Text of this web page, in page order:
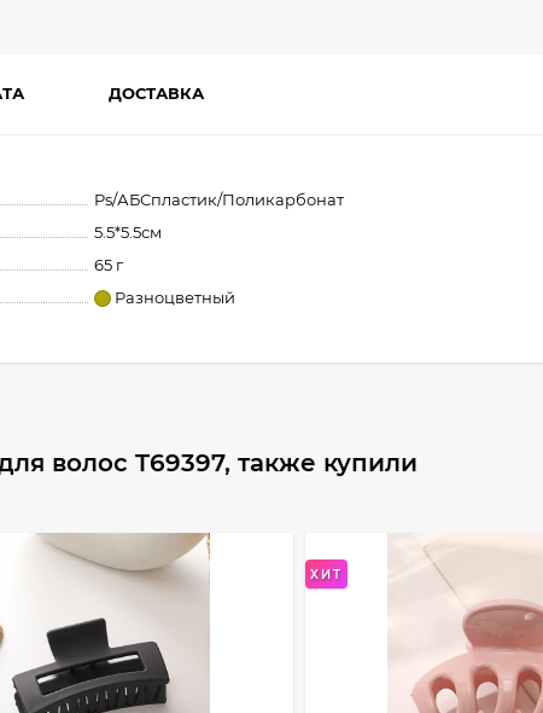
ДОСТАВКА
Ps/АБСпластик/Поликарбонат
5.5*5.5см
65 г
Разноцветный
волос T69397, также купили
ХИТ